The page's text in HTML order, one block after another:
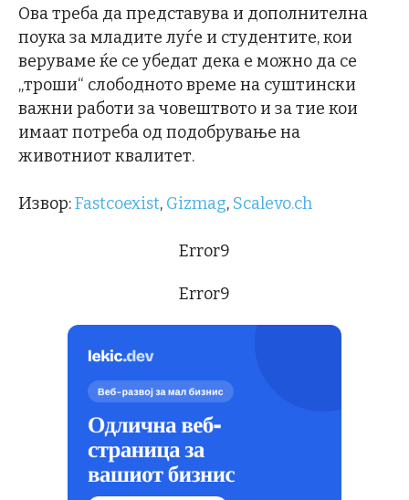
Ова треба да представува и дополнителна
поука за младите луѓе и студентите, кои
веруваме ќе се убедат дека е можно да се
„троши“ слободното време на суштински
важни работи за човештвото и за тие кои
имаат потреба од подобрување на
животниот квалитет.
Извор:Fastcoexist, Gizmag, Scalevo.ch
Error9
Error9